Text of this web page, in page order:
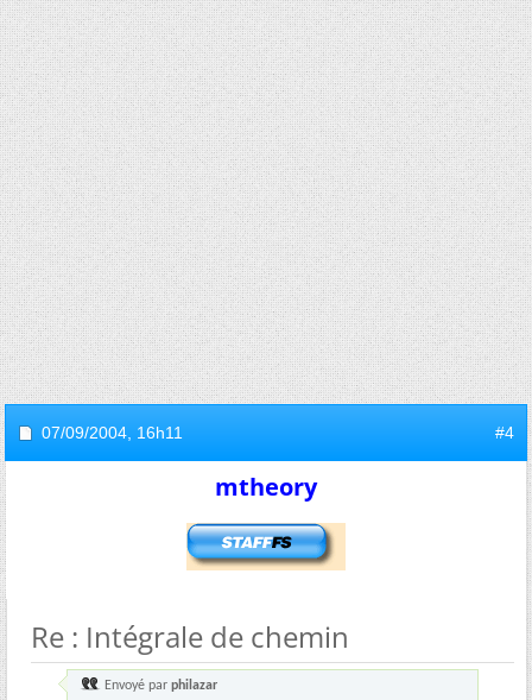
07/09/2004, 16h11 #4
mtheory
Re : Intégrale de chemin
Envoyé par philazar